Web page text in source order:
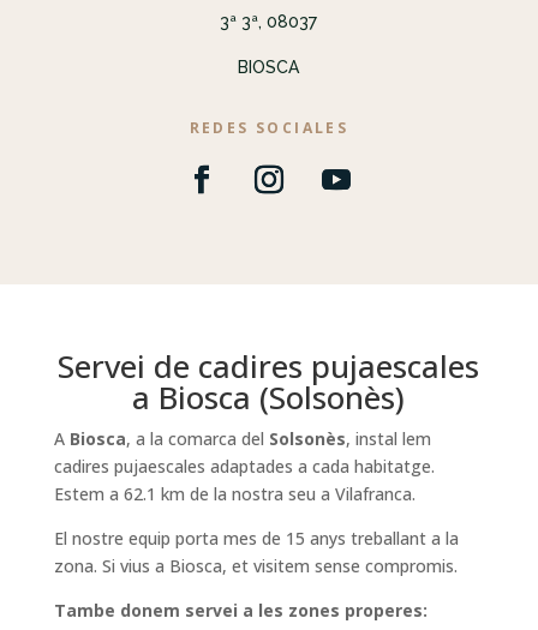
3ª 3ª, 08037
BIOSCA
REDES SOCIALES
Servei de cadires pujaescales
a Biosca (Solsonès)
A Biosca, a la comarca del Solsonès, instal lem
cadires pujaescales adaptades a cada habitatge.
Estem a 62.1 km de la nostra seu a Vilafranca.
El nostre equip porta mes de 15 anys treballant a la
zona. Si vius a Biosca, et visitem sense compromis.
Tambe donem servei a les zones properes: